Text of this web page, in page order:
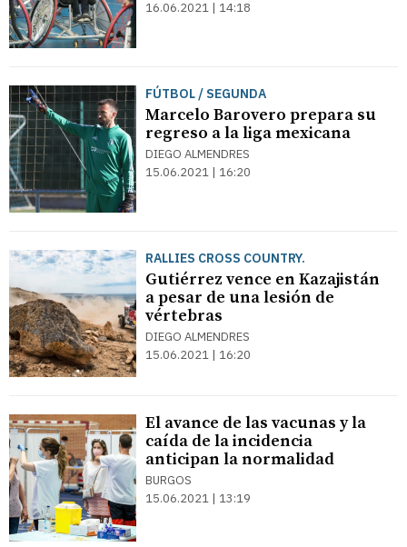
16.06.2021 | 14:18
FÚTBOL / SEGUNDA
Marcelo Barovero prepara su
regreso a la liga mexicana
DIEGO ALMENDRES
15.06.2021 | 16:20
RALLIES CROSS COUNTRY.
Gutiérrez vence en Kazajistán
a pesar de una lesión de
vértebras
DIEGO ALMENDRES
15.06.2021 | 16:20
El avance de las vacunas y la
caída de la incidencia
anticipan la normalidad
BURGOS
15.06.2021 | 13:19